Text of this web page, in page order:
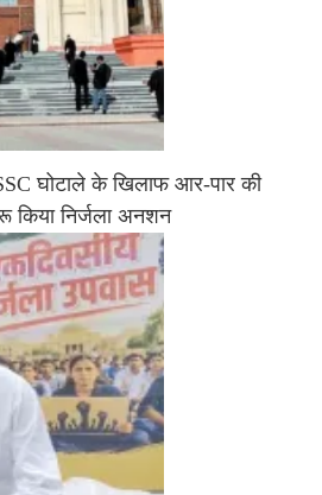
घोटाले के खिलाफ आर-पार की
किया निर्जला अनशन